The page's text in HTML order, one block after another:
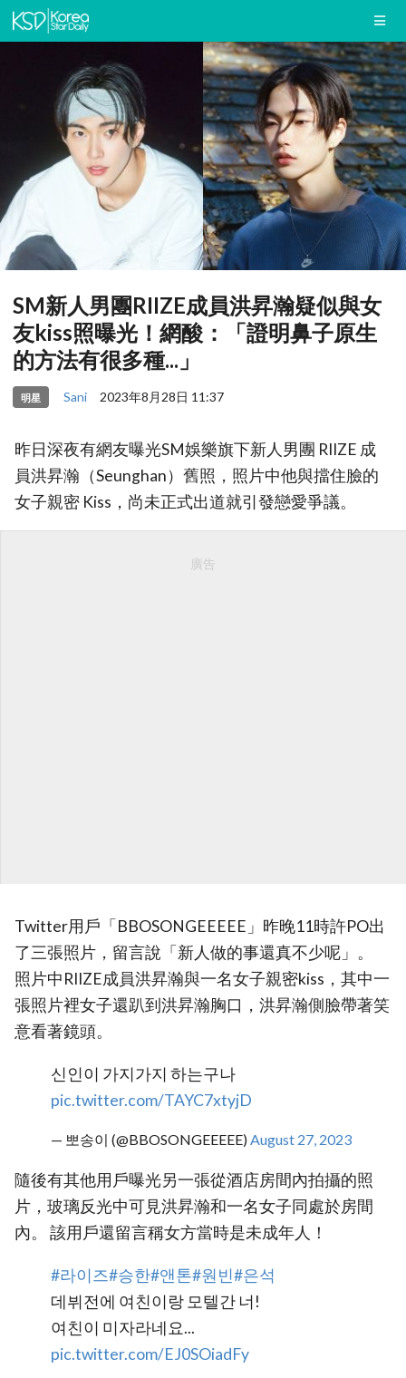
SM新人男團RIIZE成員洪昇瀚疑似與女
友kiss照曝光！網酸：「證明鼻子原生
的方法有很多種...」
明星 Sani 2023年8月28日 11:37
昨日深夜有網友曝光SM娛樂旗下新人男團 RIIZE 成
員洪昇瀚（Seunghan）舊照，照片中他與擋住臉的
女子親密 Kiss，尚未正式出道就引發戀愛爭議。
廣告
Twitter用戶「BBOSONGEEEEE」昨晚11時許PO出
了三張照片，留言說「新人做的事還真不少呢」。
照片中RIIZE成員洪昇瀚與一名女子親密kiss，其中一
張照片裡女子還趴到洪昇瀚胸口，洪昇瀚側臉帶著笑
意看著鏡頭。
신인이 가지가지 하는구나
pic.twitter.com/TAYC7xtyjD
— 뽀송이 (@BBOSONGEEEEE)August 27, 2023
隨後有其他用戶曝光另一張從酒店房間內拍攝的照
片，玻璃反光中可見洪昇瀚和一名女子同處於房間
內。 該用戶還留言稱女方當時是未成年人！
#라이즈#승한#앤톤#원빈#은석
데뷔전에 여친이랑 모텔간 너!
여친이 미자라네요...
pic.twitter.com/EJ0SOiadFy